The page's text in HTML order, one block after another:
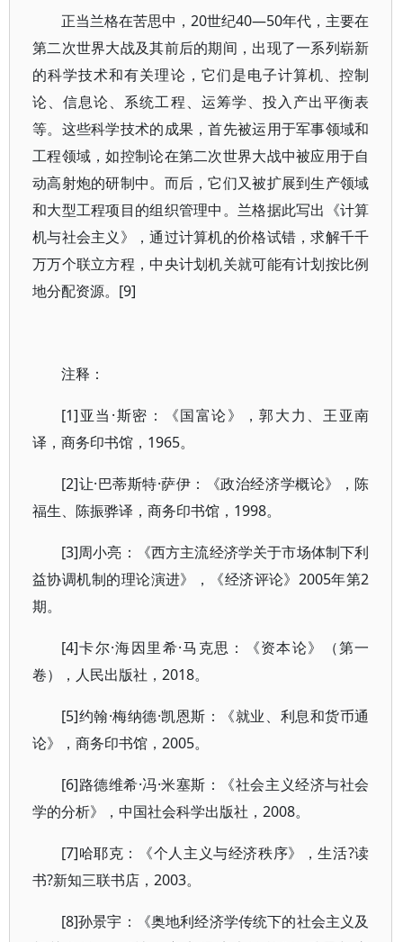
正当兰格在苦思中，20世纪40—50年代，主要在
第二次世界大战及其前后的期间，出现了一系列崭新
的科学技术和有关理论，它们是电子计算机、控制
论、信息论、系统工程、运筹学、投入产出平衡表
等。这些科学技术的成果，首先被运用于军事领域和
工程领域，如控制论在第二次世界大战中被应用于自
动高射炮的研制中。而后，它们又被扩展到生产领域
和大型工程项目的组织管理中。兰格据此写出《计算
机与社会主义》，通过计算机的价格试错，求解千千
万万个联立方程，中央计划机关就可能有计划按比例
地分配资源。[9]
注释：
[1]亚当·斯密：《国富论》，郭大力、王亚南
译，商务印书馆，1965。
[2]让·巴蒂斯特·萨伊：《政治经济学概论》，陈
福生、陈振骅译，商务印书馆，1998。
[3]周小亮：《西方主流经济学关于市场体制下利
益协调机制的理论演进》，《经济评论》2005年第2
期。
[4]卡尔·海因里希·马克思：《资本论》（第一
卷），人民出版社，2018。
[5]约翰·梅纳德·凯恩斯：《就业、利息和货币通
论》，商务印书馆，2005。
[6]路德维希·冯·米塞斯：《社会主义经济与社会
学的分析》，中国社会科学出版社，2008。
[7]哈耶克：《个人主义与经济秩序》，生活?读
书?新知三联书店，2003。
[8]孙景宇：《奥地利经济学传统下的社会主义及